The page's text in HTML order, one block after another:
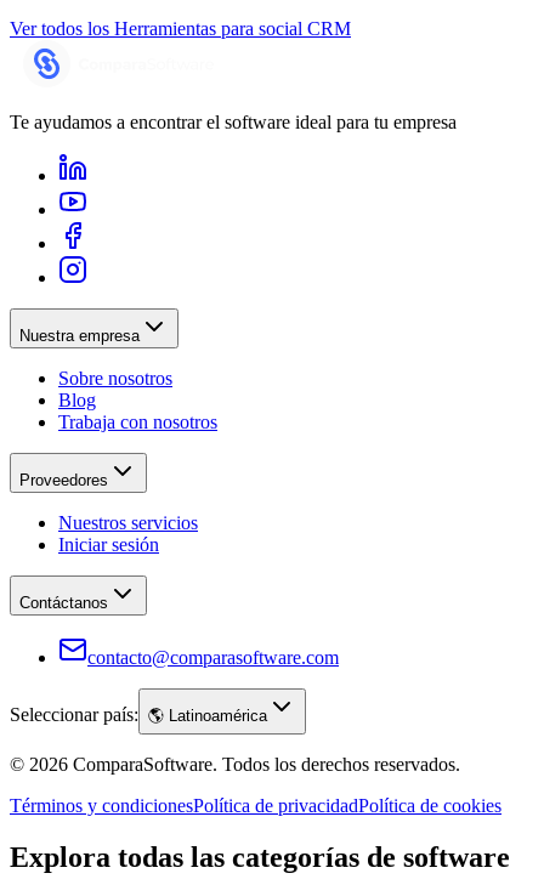
Ver todos los Herramientas para social CRM
Te ayudamos a encontrar el software ideal para tu empresa
Nuestra empresa
Sobre nosotros
Blog
Trabaja con nosotros
Proveedores
Nuestros servicios
Iniciar sesión
Contáctanos
contacto@comparasoftware.com
Seleccionar país: 🌎 Latinoamérica
© 2026 ComparaSoftware. Todos los derechos reservados.
Términos y condicionesPolítica de privacidadPolítica de cookies
Explora todas las categorías de software